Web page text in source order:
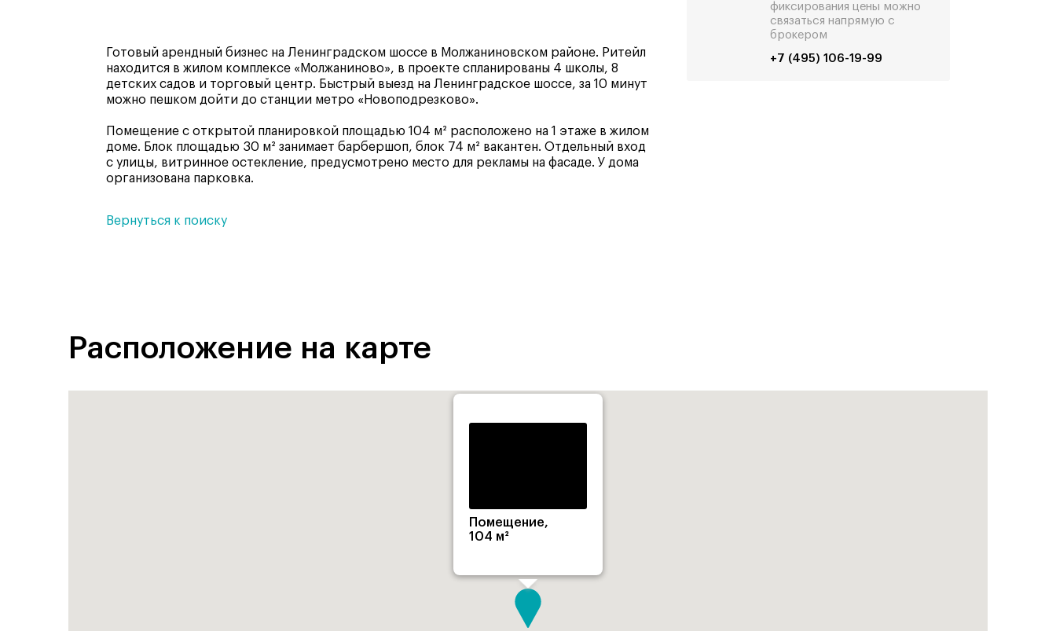
Готовый арендный бизнес на Ленинградском шоссе в Молжаниновском районе. Ритейл
находится в жилом комплексе «Молжаниново», в проекте спланированы 4 школы, 8
детских садов и торговый центр. Быстрый выезд на Ленинградское шоссе, за 10 минут
можно пешком дойти до станции метро «Новоподрезково».
Помещение с открытой планировкой площадью 104 м² расположено на 1 этаже в жилом
доме. Блок площадью 30 м² занимает барбершоп, блок 74 м² вакантен. Отдельный вход
с улицы, витринное остекление, предусмотрено место для рекламы на фасаде. У дома
организована парковка.
Вернуться к поиску
фиксирования цены можно
связаться напрямую с
брокером
+7 (495) 106-19-99
Расположение на карте
Помещение,
104 м²